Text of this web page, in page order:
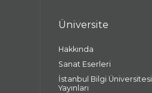
Üniversite
Hakkında
Sanat Eserleri
İstanbul Bilgi Üniversitesi
Yayınları